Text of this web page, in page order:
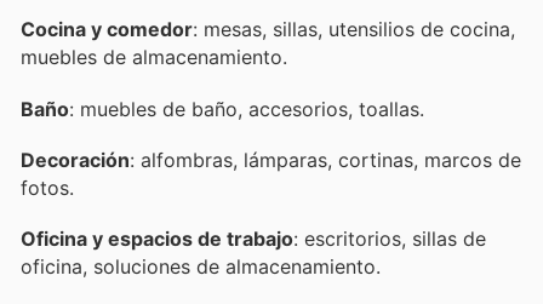
Cocina y comedor: mesas, sillas, utensilios de cocina,
muebles de almacenamiento.
Baño: muebles de baño, accesorios, toallas.
Decoración: alfombras, lámparas, cortinas, marcos de
fotos.
Oficina y espacios de trabajo: escritorios, sillas de
oficina, soluciones de almacenamiento.